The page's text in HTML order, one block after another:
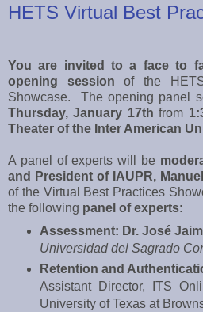
HETS Virtual Best
You are invited to a face to
opening session of the
Showcase. The opening panel
Thursday, January 17thfrom
Theater of the Inter American
A panel of experts will be
and President of IAUPR,
of the Virtual Best Practices
the following panel of experts:
Assessment: Dr. José
Universidad del Sagrado
Retention and
Assistant Director, ITS
University of Texas at